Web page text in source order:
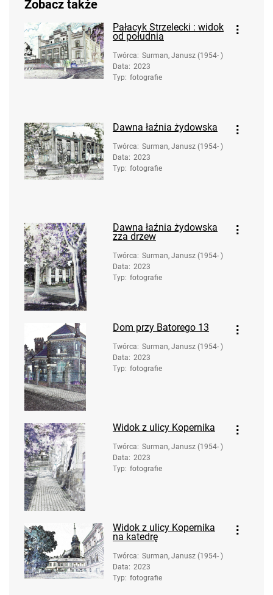
Zobacz także
Pałacyk Strzelecki : widok
od południa
Twórca: Surman, Janusz (1954- )
Data: 2023
Typ: fotografie
Dawna łaźnia żydowska
Twórca: Surman, Janusz (1954- )
Data: 2023
Typ: fotografie
Dawna łaźnia żydowska
zza drzew
Twórca: Surman, Janusz (1954- )
Data: 2023
Typ: fotografie
Dom przy Batorego 13
Twórca: Surman, Janusz (1954- )
Data: 2023
Typ: fotografie
Widok z ulicy Kopernika
Twórca: Surman, Janusz (1954- )
Data: 2023
Typ: fotografie
Widok z ulicy Kopernika
na katedrę
Twórca: Surman, Janusz (1954- )
Data: 2023
Typ: fotografie